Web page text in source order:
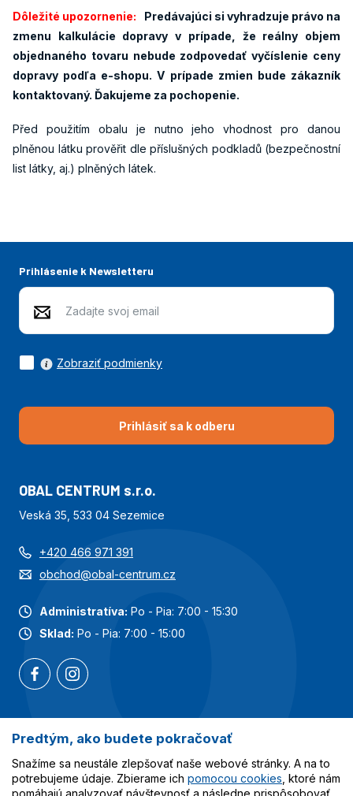
Dôležité upozornenie:
Predávajúci si vyhradzuje právo na
zmenu kalkulácie dopravy v prípade, že reálny objem
objednaného tovaru nebude zodpovedať vyčíslenie ceny
dopravy podľa e-shopu. V prípade zmien bude zákazník
kontaktovaný. Ďakujeme za pochopenie.
Před použitím obalu je nutno jeho vhodnost pro danou
plněnou látku prověřit dle příslušných podkladů (bezpečnostní
list látky, aj.) plněných látek.
Prihlásenie k Newsletteru
Prihlásiť sa k odberu
Zobraziť podmienky
OBAL CENTRUM s.r.o.
Veská 35, 533 04 Sezemice
+420 466 971 391
obchod@obal-centrum.cz
Administratíva: Po - Pia: 7:00 - 15:30
Sklad: Po - Pia: 7:00 - 15:00
Najobľúbenejšie kategórie
Služby
Predtým, ako budete pokračovať
Snažíme sa neustále zlepšovať naše webové stránky. A na to
potrebujeme údaje. Zbierame ich pomocou cookies , ktoré nám
pomáhajú analyzovať návštevnosť a následne prispôsobovať